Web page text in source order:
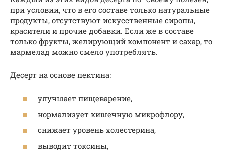
при условии, что в его составе только натуральные
продукты, отсутствуют искусственные сиропы,
красители и прочие добавки. Если же в составе
только фрукты, желирующий компонент и сахар, то
мармелад можно смело употреблять.
Десерт на основе пектина:
улучшает пищеварение,
нормализует кишечную микрофлору,
снижает уровень холестерина,
выводит токсины,